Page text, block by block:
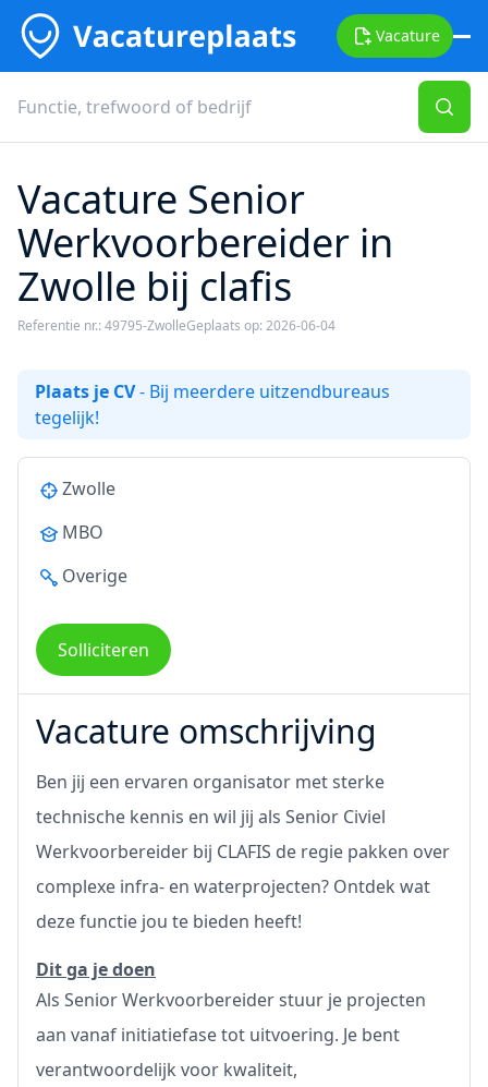
Vacature
Vacature Senior
Werkvoorbereider in
Zwolle bij clafis
Referentie nr.: 49795-ZwolleGeplaats op: 2026-06-04
Plaats je CV- Bij meerdere uitzendbureaus
tegelijk!
Zwolle
MBO
Overige
Solliciteren
Vacature omschrijving
Ben jij een ervaren organisator met sterke
technische kennis en wil jij als Senior Civiel
Werkvoorbereider bij CLAFIS de regie pakken over
complexe infra- en waterprojecten? Ontdek wat
deze functie jou te bieden heeft!
Dit ga je doen
Als Senior Werkvoorbereider stuur je projecten
aan vanaf initiatiefase tot uitvoering. Je bent
verantwoordelijk voor kwaliteit,